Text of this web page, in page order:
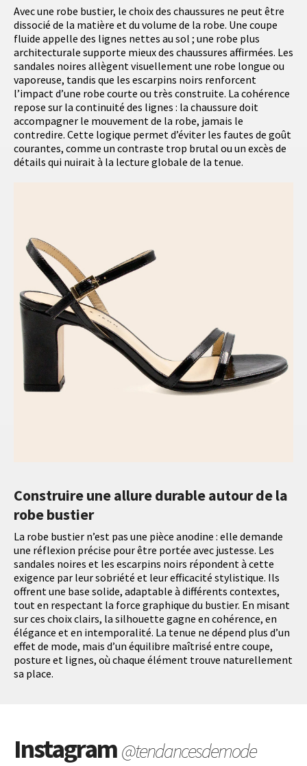
Avec une robe bustier, le choix des chaussures ne peut être
dissocié de la matière et du volume de la robe. Une coupe
fluide appelle des lignes nettes au sol ; une robe plus
architecturale supporte mieux des chaussures affirmées. Les
sandales noires allègent visuellement une robe longue ou
vaporeuse, tandis que les escarpins noirs renforcent
l’impact d’une robe courte ou très construite. La cohérence
repose sur la continuité des lignes : la chaussure doit
accompagner le mouvement de la robe, jamais le
contredire. Cette logique permet d’éviter les fautes de goût
courantes, comme un contraste trop brutal ou un excès de
détails qui nuirait à la lecture globale de la tenue.
Construire une allure durable autour de la
robe bustier
La robe bustier n’est pas une pièce anodine : elle demande
une réflexion précise pour être portée avec justesse. Les
sandales noires et les escarpins noirs répondent à cette
exigence par leur sobriété et leur efficacité stylistique. Ils
offrent une base solide, adaptable à différents contextes,
tout en respectant la force graphique du bustier. En misant
sur ces choix clairs, la silhouette gagne en cohérence, en
élégance et en intemporalité. La tenue ne dépend plus d’un
effet de mode, mais d’un équilibre maîtrisé entre coupe,
posture et lignes, où chaque élément trouve naturellement
sa place.
Instagram@tendancesdemode